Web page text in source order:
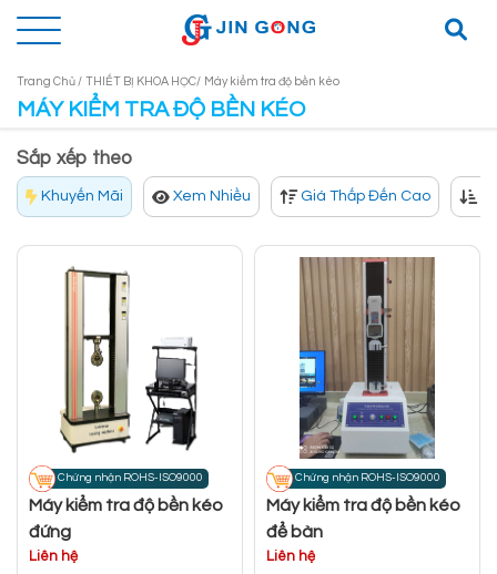
Trang Chủ / THIẾT BỊ KHOA HỌC/ Máy kiểm tra độ bền kéo
MÁY KIỂM TRA ĐỘ BỀN KÉO
Sắp xếp theo
Khuyến Mãi Xem Nhiều Giá Thấp Đến Cao
Chứng nhận ROHS-ISO9000
Máy kiểm tra độ bền kéo
đứng
Liên hệ
Chứng nhận ROHS-ISO9000
Máy kiểm tra độ bền kéo
để bàn
Liên hệ